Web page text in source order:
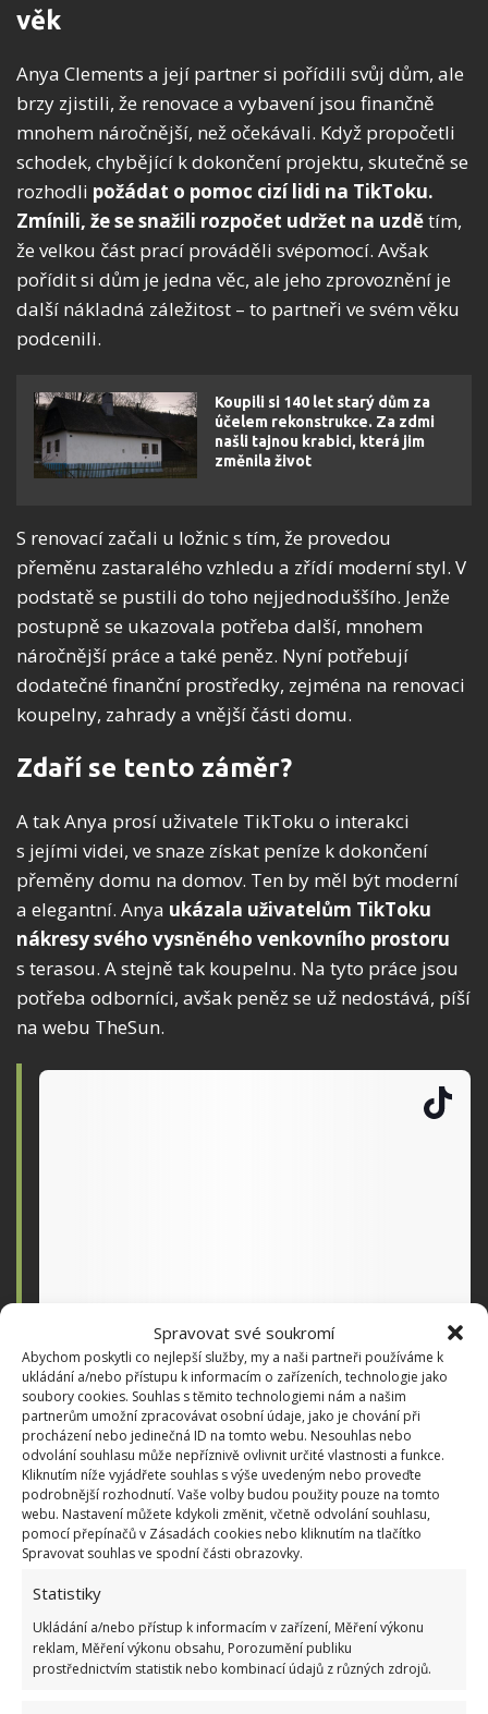
Spravovat své soukromí
Abychom poskytli co nejlepší služby, my a naši partneři používáme k
ukládání a/nebo přístupu k informacím o zařízeních, technologie jako
soubory cookies. Souhlas s těmito technologiemi nám a našim
partnerům umožní zpracovávat osobní údaje, jako je chování při
procházení nebo jedinečná ID na tomto webu. Nesouhlas nebo
odvolání souhlasu může nepříznivě ovlivnit určité vlastnosti a funkce.
Kliknutím níže vyjádřete souhlas s výše uvedeným nebo proveďte
podrobnější rozhodnutí. Vaše volby budou použity pouze na tomto
webu. Nastavení můžete kdykoli změnit, včetně odvolání souhlasu,
pomocí přepínačů v Zásadách cookies nebo kliknutím na tlačítko
Spravovat souhlas ve spodní části obrazovky.
Statistiky
Ukládání a/nebo přístup k informacím v zařízení, Měření výkonu
reklam, Měření výkonu obsahu, Porozumění publiku
prostřednictvím statistik nebo kombinací údajů z různých zdrojů.
věk
Anya Clements a její partner si pořídili svůj dům, ale
brzy zjistili, že renovace a vybavení jsou finančně
mnohem náročnější, než očekávali. Když propočetli
schodek, chybějící k dokončení projektu, skutečně se
rozhodli požádat o pomoc cizí lidi na TikToku.
Zmínili, že se snažili rozpočet udržet na uzdětím,
že velkou část prací prováděli svépomocí. Avšak
pořídit si dům je jedna věc, ale jeho zprovoznění je
další nákladná záležitost – to partneři ve svém věku
podcenili.
Koupili si 140 let starý dům za
účelem rekonstrukce. Za zdmi
našli tajnou krabici, která jim
změnila život
S renovací začali u ložnic s tím, že provedou
přeměnu zastaralého vzhledu a zřídí moderní styl. V
podstatě se pustili do toho nejjednoduššího. Jenže
postupně se ukazovala potřeba další, mnohem
náročnější práce a také peněz. Nyní potřebují
dodatečné finanční prostředky, zejména na renovaci
koupelny, zahrady a vnější části domu.
Zdaří se tento záměr?
A tak Anya prosí uživatele TikToku o interakci
s jejími videi, ve snaze získat peníze k dokončení
přeměny domu na domov. Ten by měl být moderní
a elegantní. Anya ukázala uživatelům TikToku
nákresy svého vysněného venkovního prostoru
s terasou. A stejně tak koupelnu. Na tyto práce jsou
potřeba odborníci, avšak peněz se už nedostává, píší
na webu TheSun.
@a.nya.c
Can you help get this post to 60M views?🥹
#houserenovation #homedecor #furnituredesign
#homedesign #homeideas #decorideas
♬ Back to Black (Slowed Reverb) – Kasim Bukan
Anya s partnerem se tedy obrací na uživatele s
prosbou o laskavou spolupráci formou sledování
jejich příspěvků a komentování videí. Na